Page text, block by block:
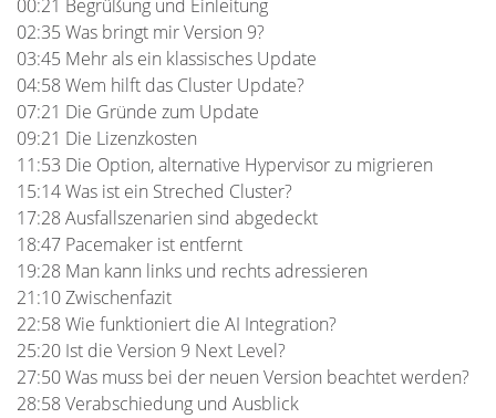
00:21 Begrüßung und Einleitung
02:35 Was bringt mir Version 9?
03:45 Mehr als ein klassisches Update
04:58 Wem hilft das Cluster Update?
07:21 Die Gründe zum Update
09:21 Die Lizenzkosten
11:53 Die Option, alternative Hypervisor zu migrieren
15:14 Was ist ein Streched Cluster?
17:28 Ausfallszenarien sind abgedeckt
18:47 Pacemaker ist entfernt
19:28 Man kann links und rechts adressieren
21:10 Zwischenfazit
22:58 Wie funktioniert die AI Integration?
25:20 Ist die Version 9 Next Level?
27:50 Was muss bei der neuen Version beachtet werden?
28:58 Verabschiedung und Ausblick